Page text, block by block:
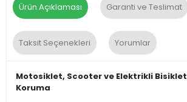
Ürün Açıklaması Garanti ve Teslimat
Taksit Seçenekleri Yorumlar
Motosiklet, Scooter ve Elektrikli
Koruma